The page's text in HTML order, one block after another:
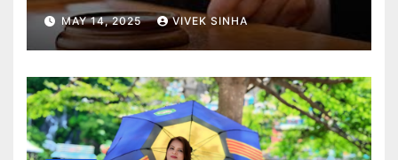
Insolvency Framework
MAY 14, 2025 VIVEK SINHA